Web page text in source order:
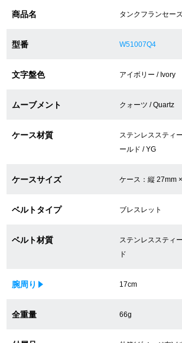
75%以上保証！中古商品高価買戻し
修理・メンテンナンスについて
オーバーホールについて
外装仕上げについて
商品名 タンクフランセー
型番 W51007Q4
文字盤色 アイボリー / Ivory
ムーブメント クォーツ / Quartz
ケース材質
ステンレススティ
ールド / YG
ケースサイズ ケース：縦 27mm
ベルトタイプ ブレスレット
ベルト材質
ステンレススティ
ド
腕周り 17cm
全重量 66g